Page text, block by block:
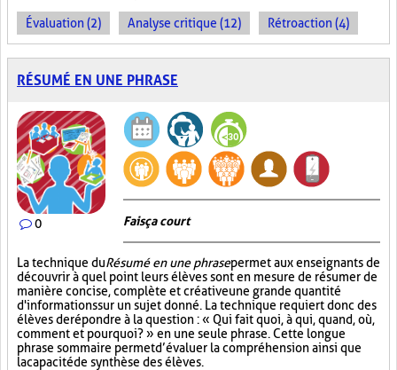
Évaluation (2) Analyse critique (12) Rétroaction (4)
RÉSUMÉ EN UNE PHRASE
0 Fais ça court
La technique duRésumé en une phrasepermet aux enseignants de
découvrir à quel point leurs élèves sont en mesure de résumer de
manière concise, complète et créative une grande quantité
d'informations sur un sujet donné. La technique requiert donc des
élèves de répondre à la question : « Qui fait quoi, à qui, quand, où,
comment et pourquoi? » en une seule phrase. Cette longue
phrase sommaire permet d’évaluer la compréhension ainsi que
la capacité de synthèse des élèves.